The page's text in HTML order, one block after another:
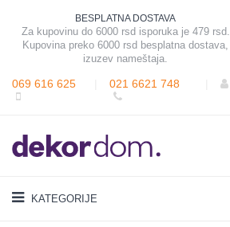
BESPLATNA DOSTAVA
Za kupovinu do 6000 rsd isporuka je 479 rsd.
Kupovina preko 6000 rsd besplatna dostava,
izuzev nameštaja.
069 616 625 021 6621 748
KATEGORIJE